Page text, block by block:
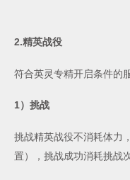
2.精英战役
符合英灵专精开启条件的
1）挑战
挑战精英战役不消耗体力
置），挑战成功消耗挑战